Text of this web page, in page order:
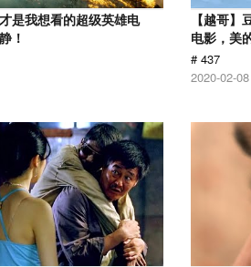
是我想看的超级英雄电
！
【越哥
电影，美
# 437
2020-02-